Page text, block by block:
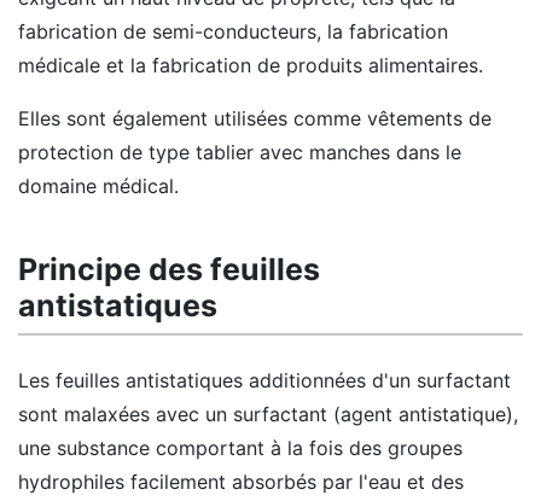
fabrication de semi-conducteurs, la fabrication
médicale et la fabrication de produits alimentaires.
Elles sont également utilisées comme vêtements de
protection de type tablier avec manches dans le
domaine médical.
Principe des feuilles
antistatiques
Les feuilles antistatiques additionnées d'un surfactant
sont malaxées avec un surfactant (agent antistatique),
une substance comportant à la fois des groupes
hydrophiles facilement absorbés par l'eau et des